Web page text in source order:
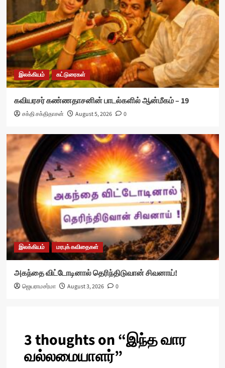
இலக்கியம் கட்டுரைகள்
கவியரசர் கண்ணதாசனின் பாடல்களில் ஆன்மீகம் – 19
சக்தி சக்திதாசன் August 5, 2026 0
இலக்கியம் மரபுக் கவிதைகள்
அகந்தை விட்டோடினால் தெரிந்திடுவான் சிவனாய்!
ஜெயராமசர்மா August 3, 2026 0
3 thoughts on “இந்த வார
வல்லமையாளர்”